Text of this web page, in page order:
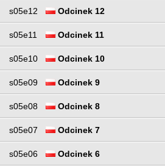
s05e12 Odcinek 12
s05e11 Odcinek 11
s05e10 Odcinek 10
s05e09 Odcinek 9
s05e08 Odcinek 8
s05e07 Odcinek 7
s05e06 Odcinek 6